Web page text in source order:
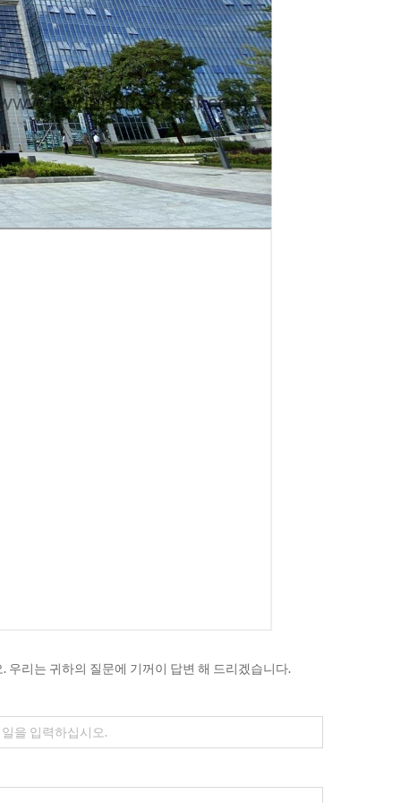
리는 귀하의 질문에 기꺼이 답변 해 드리겠습니다.